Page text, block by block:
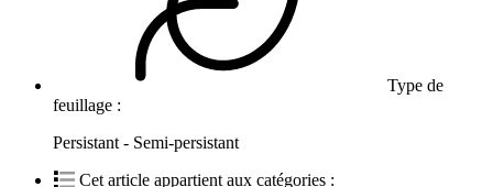
Type de
feuillage :
Persistant - Semi-persistant
Cet article appartient aux catégories :